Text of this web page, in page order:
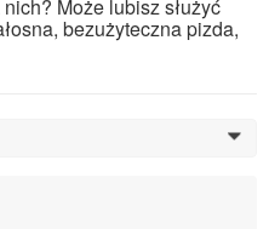
Może lubisz służyć
bezużyteczna pizda,
0